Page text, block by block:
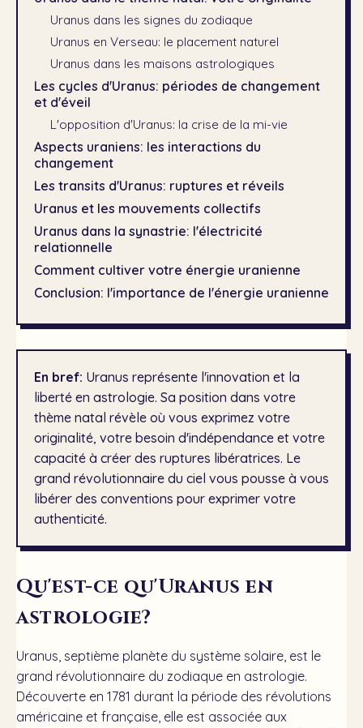
Uranus dans les signes du zodiaque
Uranus en Verseau: le placement naturel
Uranus dans les maisons astrologiques
Les cycles d'Uranus: périodes de changement
et d'éveil
L'opposition d'Uranus: la crise de la mi-vie
Aspects uraniens: les interactions du
changement
Les transits d'Uranus: ruptures et réveils
Uranus et les mouvements collectifs
Uranus dans la synastrie: l'électricité
relationnelle
Comment cultiver votre énergie uranienne
Conclusion: l'importance de l'énergie uranienne
En bref: Uranus représente l'innovation et la
liberté en astrologie. Sa position dans votre
thème natal révèle où vous exprimez votre
originalité, votre besoin d'indépendance et votre
capacité à créer des ruptures libératrices. Le
grand révolutionnaire du ciel vous pousse à vous
libérer des conventions pour exprimer votre
authenticité.
Qu'est-ce qu'Uranus en
astrologie?
Uranus, septième planète du système solaire, est le
grand révolutionnaire du zodiaque en astrologie.
Découverte en 1781 durant la période des révolutions
américaine et française, elle est associée aux